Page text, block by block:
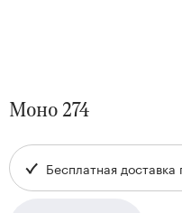
Моно 274
Бесплатная доставка